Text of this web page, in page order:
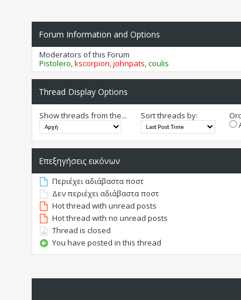
Forum Information and Options
Moderators of this Forum
Pistolero,kscorpion,johnpats,coulis
Thread Display Options
Show threads from the... Sort threads by:
Επεξηγήσεις εικόνων
Περιέχει αδιάβαστα ποστ
Δεν περιέχει αδιάβαστα ποστ
Hot thread with unread posts
Hot thread with no unread posts
Thread is closed
You have posted in this thread